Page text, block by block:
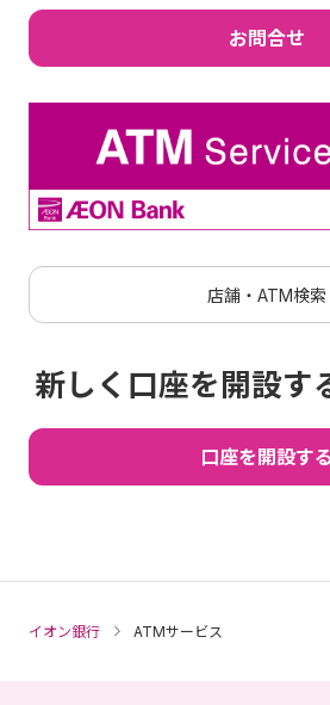
お問合せ
店舗・ATM検索
新しく口座を開設す
口座を開設する
イオン銀行 ATMサービス